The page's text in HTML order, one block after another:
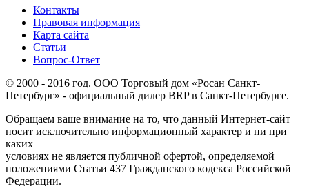
Контакты
Правовая информация
Карта сайта
Статьи
Вопрос-Ответ
© 2000 - 2016 год. ООО Торговый дом «Росан Санкт-
Петербург» - официальный дилер BRP в Санкт-Петербурге.
Обращаем ваше внимание на то, что данный Интернет-сайт
носит исключительно информационный характер и ни при
каких
условиях не является публичной офертой, определяемой
положениями Статьи 437 Гражданского кодекса Российской
Федерации.